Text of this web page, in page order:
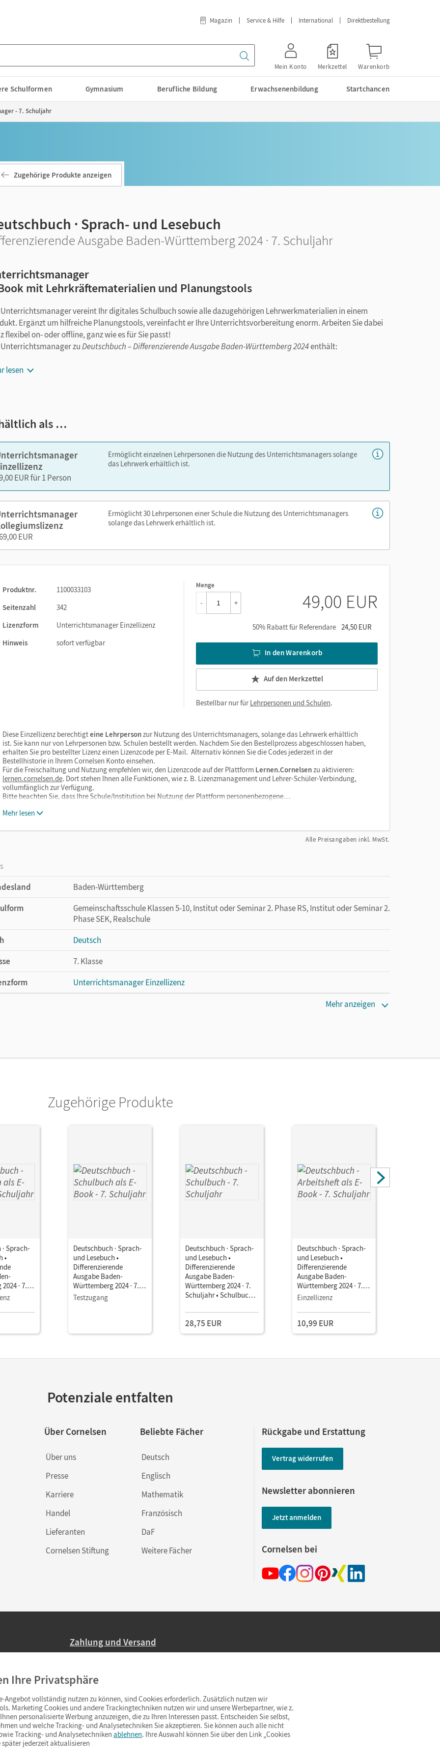
Magazin Service & Hilfe International Direktbestellung
Mein Konto Merkzettel Warenkorb
Schulformen Gymnasium Berufliche Bildung Erwachsenenbildung Startchancen
- 7. Schuljahr
Zugehörige Produkte anzeigen
· Sprach- und Lesebuch
Ausgabe Baden-Württemberg 2024 · 7. Schuljahr
mit Lehrkräftematerialien und Planungstools
vereint Ihr digitales Schulbuch sowie alle dazugehörigen Lehrwerkmaterialien in einem
Ergänzt um hilfreiche Planungstools, vereinfacht er Ihre Unterrichtsvorbereitung enorm. Arbeiten Sie dabei
flexibel on- oder offline, ganz wie es für Sie passt!
zuDeutschbuch – Differenzierende Ausgabe Baden-Württemberg 2024enthält:
E-Book
– auch über lernen.cornelsen.de)
Schulbuch
editierbare Klassenarbeitsvorschlägemit Lösungen, Bewertungsbogen und Punkterastern
editierbare Kopiervorlagen
editierbareStoffverteilungsplänepassend zum Bildungsplan, zum Rechtschreib- und zum Grammatikrahmen
Neu: Integrierter KI-Chat (Beta)– KI-Unterstützung aus dem Schulbuchkontext zur Entlastung bei der
Unterrichtsvorbereitung
Sie den Unterrichtsmanager auf lernen.cornelsen.de oder über die Cornelsen Lernen App.
lesen
als …
EUR für 1 Person
Ermöglicht einzelnen Lehrpersonen die Nutzung des Unterrichtsmanagers solange
das Lehrwerk erhältlich ist.
EUR
Ermöglicht 30 Lehrpersonen einer Schule die Nutzung des Unterrichtsmanagers
solange das Lehrwerk erhältlich ist.
Produktnr.
1100033103
Seitenzahl
342
Lizenzform
Unterrichtsmanager Einzellizenz
Hinweis
sofort verfügbar
Menge
1
- + 49,00 EUR
50% Rabatt für Referendare 24,50 EUR
In den Warenkorb
Auf den Merkzettel
Bestellbar nur fürLehrpersonen und Schulen.
Diese Einzellizenz berechtigteine Lehrpersonzur Nutzung des Unterrichtsmanagers, solange das Lehrwerk erhältlich
ist. Sie kann nur von Lehrpersonen bzw. Schulen bestellt werden. Nachdem Sie den Bestellprozess abgeschlossen haben,
erhalten Sie pro bestellter Lizenz einen Lizenzcode per E-Mail. Alternativ können Sie die Codes jederzeit in der
Bestellhistorie in Ihrem Cornelsen Konto einsehen.
Für die Freischaltung und Nutzung empfehlen wir, den Lizenzcode auf der Plattform Lernen.Cornelsenzu aktivieren:
lernen.cornelsen.de. Dort stehen Ihnen alle Funktionen, wie z. B. Lizenzmanagement und Lehrer-Schüler-Verbindung,
vollumfänglich zur Verfügung.
Bitte beachten Sie, dass Ihre Schule/Institution bei Nutzung der Plattform personenbezogene…
Mehr lesen
Alle Preisangaben inkl. MwSt.
Baden-Württemberg
Gemeinschaftsschule Klassen 5-10, Institut oder Seminar 2. Phase RS, Institut oder Seminar 2.
Phase SEK, Realschule
Deutsch
7. Klasse
Unterrichtsmanager Einzellizenz
Cornelsen Verlag
Mehr anzeigen
Zugehörige Produkte
Sprach-
•
· 7.
Deutschbuch · Sprach-
und Lesebuch •
Differenzierende
Ausgabe Baden-
Württemberg 2024 · 7.
Schuljahr • Schulbuch
als E-Book Mit Medien
Testzugang
Deutschbuch · Sprach-
und Lesebuch •
Differenzierende
Ausgabe Baden-
Württemberg 2024 · 7.
Schuljahr • Schulbuch
28,75 EUR
Deutschbuch · Sprach-
und Lesebuch •
Differenzierende
Ausgabe Baden-
Württemberg 2024 · 7.
Schuljahr • Arbeitsheft
Einzellizenz
10,99 EUR
Potenziale entfalten
Über Cornelsen
Über uns
Presse
Karriere
Handel
Lieferanten
Cornelsen Stiftung
Beliebte Fächer
Deutsch
Englisch
Mathematik
Französisch
DaF
Weitere Fächer
Rückgabe und Erstattung
Vertrag widerrufen
Newsletter abonnieren
Jetzt anmelden
Cornelsen bei
Zahlung und Versand
Ab 59,– EUR Bestellwert liefern wir versandkostenfrei innerhalb Deutschlands
(Lieferung in 3–6 Tagen).
Ihre Privatsphäre
Angebot vollständig nutzen zu können, sind Cookies erforderlich. Zusätzlich nutzen wir
Marketing Cookies und andere Trackingtechniken nutzen wir und unsere Werbepartner, wie z.
personalisierte Werbung anzuzeigen, die zu Ihren Interessen passt. Entscheiden Sie selbst,
und welche Tracking- und Analysetechniken Sie akzeptieren. Sie können auch alle nicht
Tracking- und Analysetechniken ablehnen. Ihre Auswahl können Sie über den Link „Cookies
später jederzeit aktualisieren